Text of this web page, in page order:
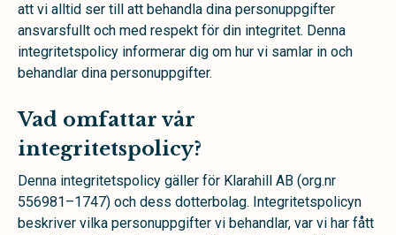
att vi alltid ser till att behandla dina personuppgifter
ansvarsfullt och med respekt för din integritet. Denna
integritetspolicy informerar dig om hur vi samlar in och
behandlar dina personuppgifter.
Vad omfattar vår
integritetspolicy?
Denna integritetspolicy gäller för Klarahill AB (org.nr
556981–1747) och dess dotterbolag. Integritetspolicyn
beskriver vilka personuppgifter vi behandlar, var vi har fått